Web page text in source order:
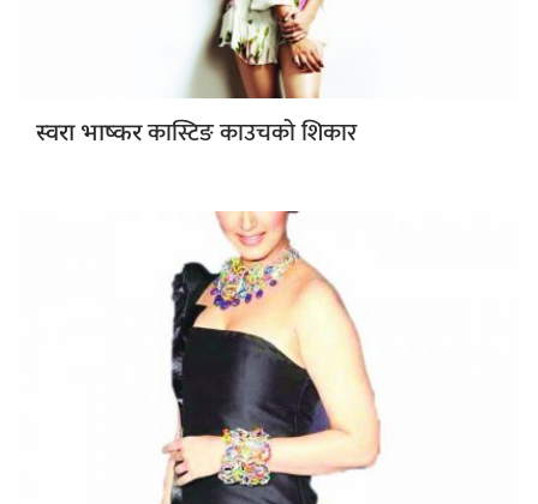
स्वरा भाष्करकास्टिङ काउचको शिकार